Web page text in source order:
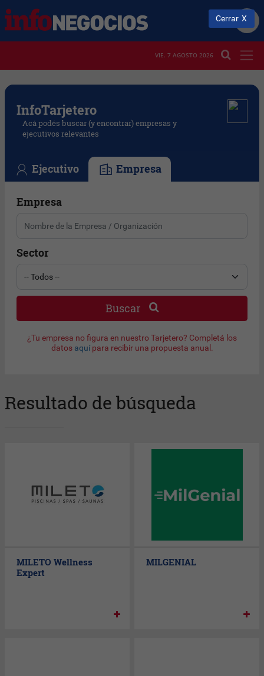
VIE. 7 AGOSTO 2026
InfoTarjetero
Acá podés buscar (y encontrar) empresas y
ejecutivos relevantes
Ejecutivo Empresa
Empresa
Sector
Buscar
¿Tu empresa no figura en nuestro Tarjetero? Completá los
datos aquípara recibir una propuesta anual.
Resultado de búsqueda
MILETO Wellness
Expert
MILGENIAL
Cerrar